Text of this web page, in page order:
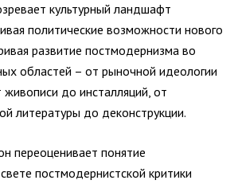
культурный ландшафт
политические возможности нового
развитие постмодернизма во
областей – от рыночной идеологии
до инсталляций, от
литературы до деконструкции.
переоценивает понятие
постмодернистской критики